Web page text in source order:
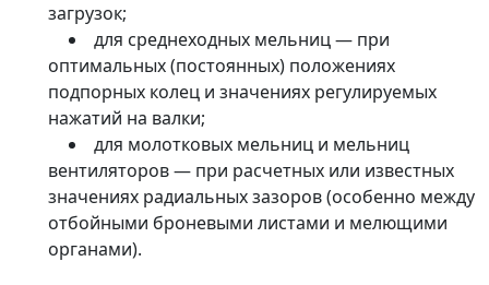
загрузок;
для среднеходных мельниц— при
оптимальных (постоянных) положениях
подпорных колец и значениях регулируемых
нажатий на валки;
для молотковых мельниц и мельниц
вентиляторов— при расчетных или известных
значениях радиальных зазоров (особенно между
отбойными броневыми листами и мелющими
органами).